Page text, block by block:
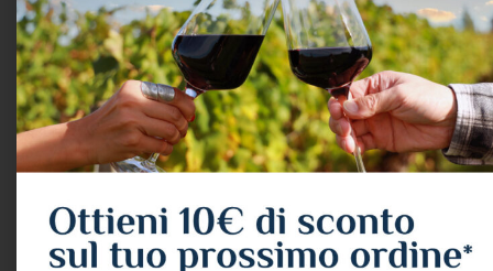
ideale per rallentare il ritmo della vita frenetica
di oggi.
Cynar nasce nel 1952 e la suafama si permea suoi
fortunati spot televisivi che lo hanno lanciato
negli anni ’60, interpretati da Ernesto Calindri. Nel
1995 Cynar entra a far parte del Gruppo
uno degli amari più famosi e amati della
tradizione italiana.